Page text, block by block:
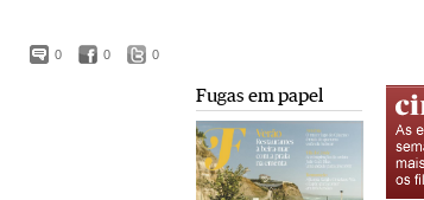
0 0 0
Fugas em papel